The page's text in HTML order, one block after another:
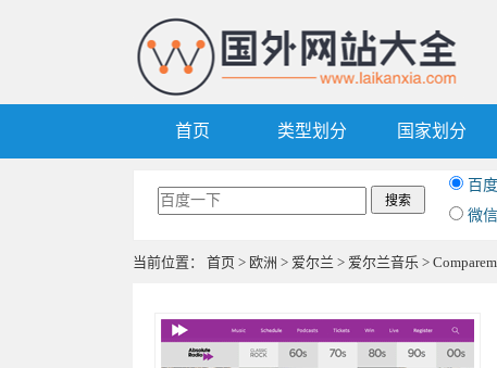
首页 类型划分 国家划分
百度
微信
当前位置： 首页 > 欧洲 > 爱尔兰 > 爱尔兰音乐 >